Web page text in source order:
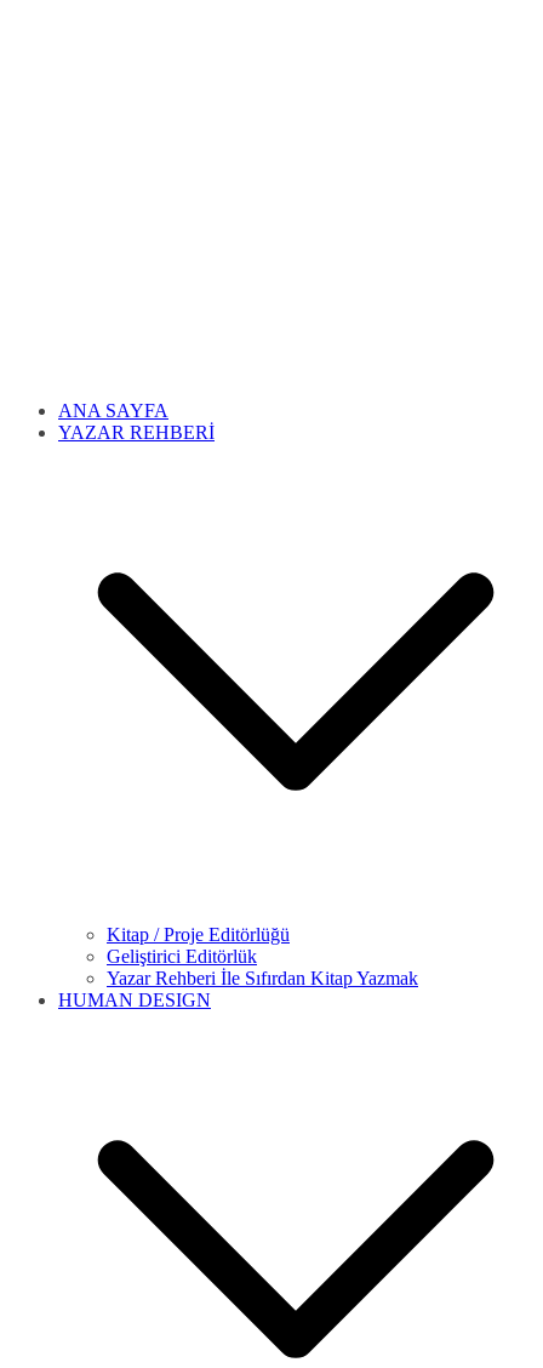
ANA SAYFA
YAZAR REHBERİ
Kitap / Proje Editörlüğü
Geliştirici Editörlük
Yazar Rehberi İle Sıfırdan Kitap Yazmak
HUMAN DESIGN